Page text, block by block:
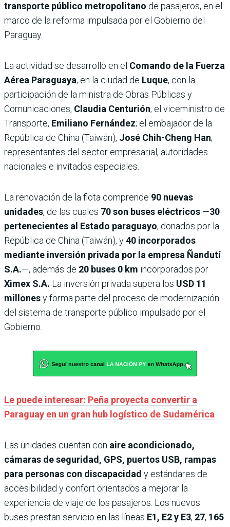
transporte público metropolitano de pasajeros, en el
marco de la reforma impulsada por el Gobierno del
Paraguay.
La actividad se desarrolló en el Comando de la Fuerza
Aérea Paraguaya, en la ciudad de Luque, con la
participación de la ministra de Obras Públicas y
Comunicaciones, Claudia Centurión; el viceministro de
Transporte, Emiliano Fernández; el embajador de la
República de China (Taiwán), José Chih-Cheng Han;
representantes del sector empresarial, autoridades
nacionales e invitados especiales.
La renovación de la flota comprende 90 nuevas
unidades, de las cuales 70 son buses eléctricos —30
pertenecientes al Estado paraguayo, donados por la
República de China (Taiwán), y40 incorporados
mediante inversión privada por la empresa Ñandutí
S.A.—, además de 20 buses 0 km incorporados por
Ximex S.A. La inversión privada supera los USD 11
millonesy forma parte del proceso de modernización
del sistema de transporte público impulsado por el
Gobierno.
Le puede interesar: Peña proyecta convertir a
Paraguay en un gran hub logístico de Sudamérica
Las unidades cuentan con aire acondicionado,
cámaras de seguridad, GPS, puertos USB, rampas
para personas con discapacidad y estándares de
accesibilidad y confort orientados a mejorar la
experiencia de viaje de los pasajeros. Los nuevos
buses prestan servicio en las líneas E1, E2 y E3, 27, 165